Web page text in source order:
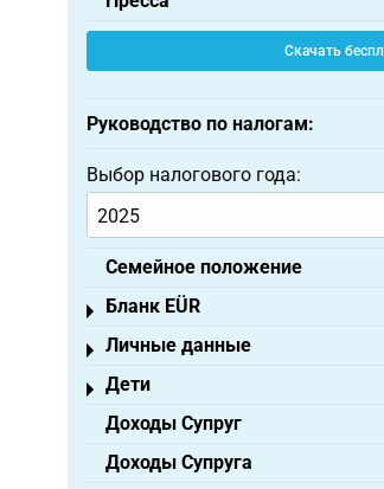
Скачать
Руководство по налогам:
Выбор налогового года:
Семейное положение
Бланк EÜR
Toggle menu
Личные данные
Toggle menu
Дети
Toggle menu
Доходы Супруг
Доходы Супруга